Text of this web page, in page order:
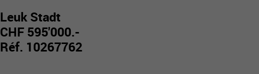
Leuk Stadt
CHF 595'000.-
Réf. 10267762